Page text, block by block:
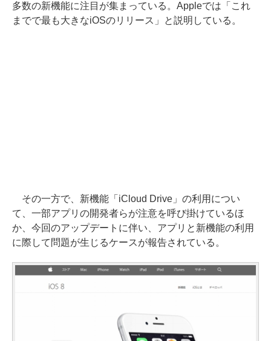
多数の新機能に注目が集まっている。Appleでは「これ
までで最も大きなiOSのリリース」と説明している。
その一方で、新機能「iCloud Drive」の利用につい
て、一部アプリの開発者らが注意を呼び掛けているほ
か、今回のアップデートに伴い、アプリと新機能の利用
に際して問題が生じるケースが報告されている。